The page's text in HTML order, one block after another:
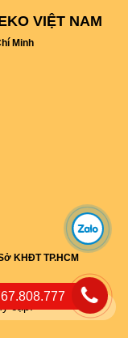
VIỆT NAM
Minh
KHĐT TP.HCM
cập: